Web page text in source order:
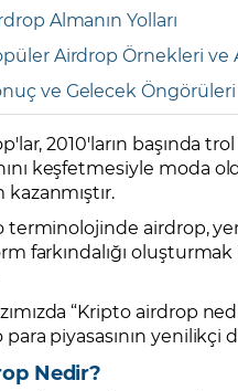
Almanın Yolları
Airdrop Örnekleri ve
ve Gelecek Öngörüleri
2010'ların başında
keşfetmesiyle moda
kazanmıştır.
terminolojinde airdrop,
farkındalığı
“Kripto airdrop
piyasasının yenilikçi
Nedir?